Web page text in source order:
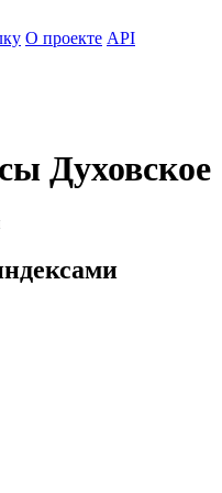
О проекте API
Духовское